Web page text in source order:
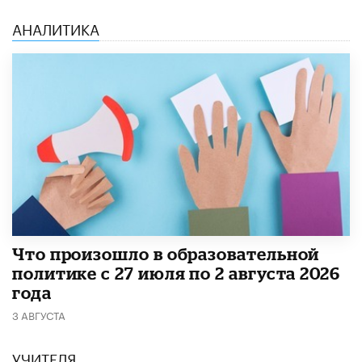
АНАЛИТИКА
​Что произошло в образовательной
политике с 27 июля по 2 августа 2026
года
3 АВГУСТА
УЧИТЕЛЯ